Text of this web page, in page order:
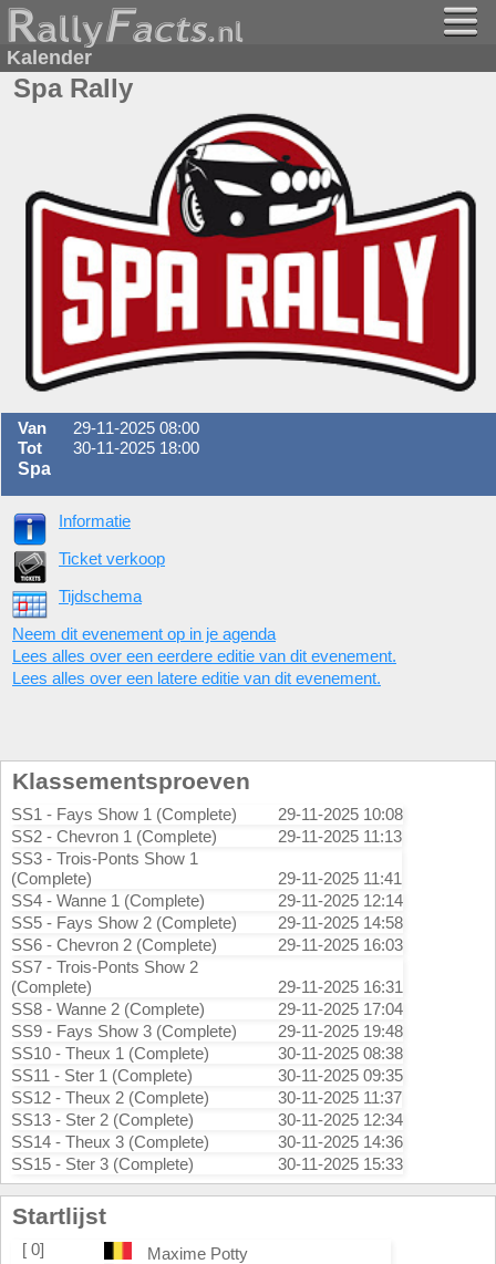
Kalender
Spa Rally
Van
29-11-2025 08:00
Tot
30-11-2025 18:00
Spa
Informatie
Ticket verkoop
Tijdschema
Neem dit evenement op in je agenda
Lees alles over een eerdere editie van dit evenement.
Lees alles over een latere editie van dit evenement.
Klassementsproeven
SS1 - Fays Show 1 (Complete)
29-11-2025 10:08
SS2 - Chevron 1 (Complete)
29-11-2025 11:13
SS3 - Trois-Ponts Show 1
(Complete)
29-11-2025 11:41
SS4 - Wanne 1 (Complete)
29-11-2025 12:14
SS5 - Fays Show 2 (Complete)
29-11-2025 14:58
SS6 - Chevron 2 (Complete)
29-11-2025 16:03
SS7 - Trois-Ponts Show 2
(Complete)
29-11-2025 16:31
SS8 - Wanne 2 (Complete)
29-11-2025 17:04
SS9 - Fays Show 3 (Complete)
29-11-2025 19:48
SS10 - Theux 1 (Complete)
30-11-2025 08:38
SS11 - Ster 1 (Complete)
30-11-2025 09:35
SS12 - Theux 2 (Complete)
30-11-2025 11:37
SS13 - Ster 2 (Complete)
30-11-2025 12:34
SS14 - Theux 3 (Complete)
30-11-2025 14:36
SS15 - Ster 3 (Complete)
30-11-2025 15:33
Startlijst
[ 0]
Maxime Potty